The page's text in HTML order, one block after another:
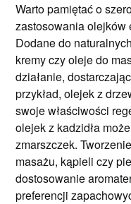
Warto pamiętać o
zastosowania olejków
Dodane do
kremy czy oleje do
działanie,
przykład, olejek z
swoje właściwości
olejek z kadzidła
zmarszczek.
masażu, kąpieli czy
dostosowanie
preferencji